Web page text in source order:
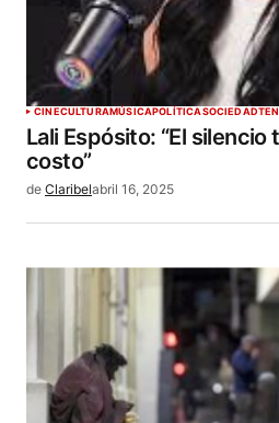
CINECULTURAMÚSICAPOLÍTICASOCIEDAD
Lali Espósito: “El
costo”
de Claribelabril 16, 2025